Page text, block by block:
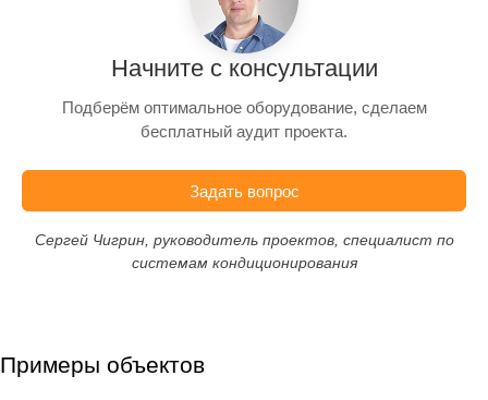
Начните с консультации
Подберём оптимальное оборудование, сделаем
бесплатный аудит проекта.
Задать вопрос
Сергей Чигрин, руководитель проектов, специалист по
системам кондиционирования
Примеры объектов